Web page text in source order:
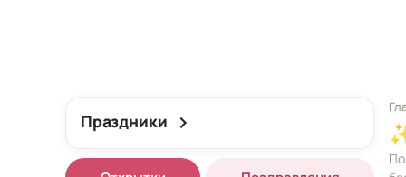
Праздники